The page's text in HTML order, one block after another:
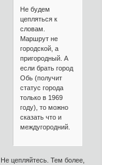
Не будем
цепляться к
словам.
Маршрут не
городской, а
пригородный. А
если брать город
Обь (получит
статус города
только в 1969
году), то можно
сказать что и
междугородний.
Не цепляйтесь. Тем более,